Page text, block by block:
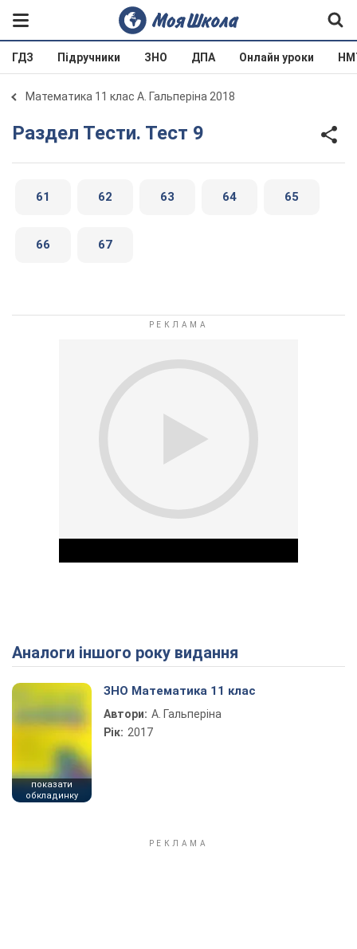
ГДЗ Підручники ЗНО ДПА Онлайн уроки
Математика 11 клас А. Гальперіна 2018
Раздел Тести. Тест 9
61 62 63 64 65
66 67
Play Video
Аналоги іншого року видання
показати
обкладинку
ЗНО Математика 11 клас
Автори: А. Гальперіна
Рік: 2017